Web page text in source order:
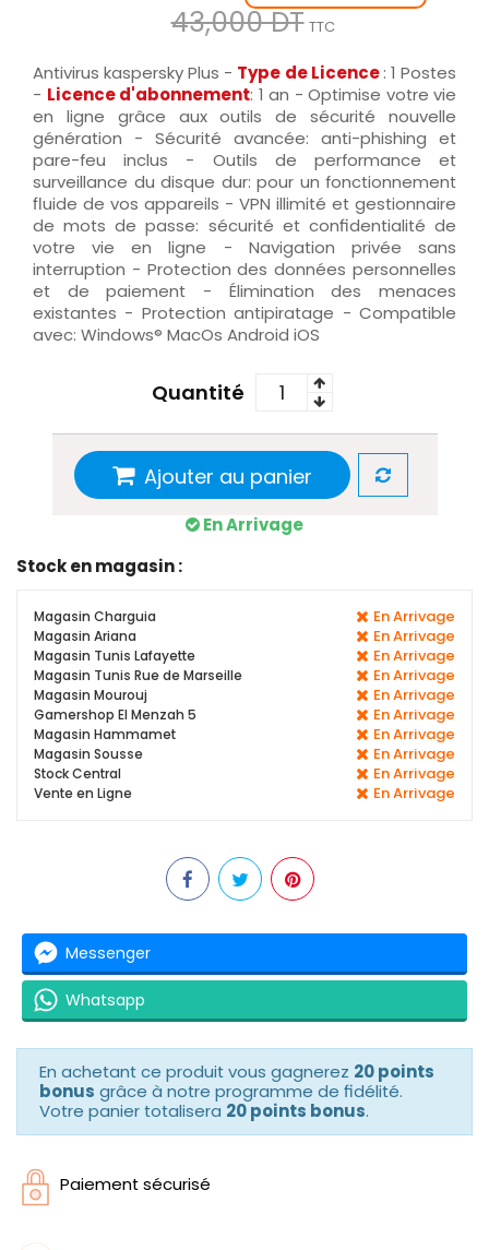
43,000 DT TTC
Antivirus kaspersky Plus - Type de Licence: 1 Postes
- Licence d'abonnement: 1 an - Optimise votre vie
en ligne grâce aux outils de sécurité nouvelle
génération - Sécurité avancée: anti-phishing et
pare-feu inclus - Outils de performance et
surveillance du disque dur: pour un fonctionnement
fluide de vos appareils - VPN illimité et gestionnaire
de mots de passe: sécurité et confidentialité de
votre vie en ligne - Navigation privée sans
interruption - Protection des données personnelles
et de paiement - Élimination des menaces
existantes - Protection antipiratage - Compatible
avec: Windows® MacOs Android iOS
Quantité
Ajouter au panier
En Arrivage
Stock en magasin :
Magasin Charguia En Arrivage
Magasin Ariana En Arrivage
Magasin Tunis Lafayette En Arrivage
Magasin Tunis Rue de Marseille En Arrivage
Magasin Mourouj En Arrivage
Gamershop El Menzah 5 En Arrivage
Magasin Hammamet En Arrivage
Magasin Sousse En Arrivage
Stock Central En Arrivage
Vente en Ligne En Arrivage
Messenger
Whatsapp
En achetant ce produit vous gagnerez 20 points
bonus grâce à notre programme de fidélité.
Votre panier totalisera 20 points bonus.
Paiement sécurisé